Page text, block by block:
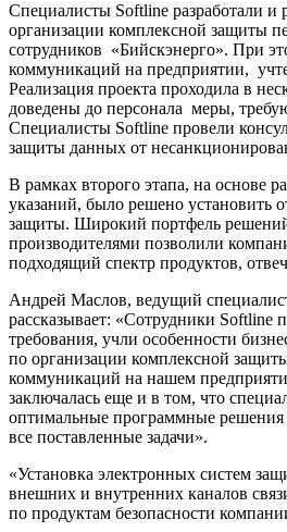
Специалисты Softline разработали
организации комплексной защиты
сотрудников «Бийскэнерго». При
коммуникаций на предприятии,
Реализация проекта проходила в
доведены до персонала меры,
Специалисты Softline провели
защиты данных от
В рамках второго этапа, на основе
указаний, было решено установить
защиты. Широкий портфель
производителями позволили
подходящий спектр продуктов,
Андрей Маслов, ведущий
рассказывает: «Сотрудники
требования, учли особенности
по организации комплексной
коммуникаций на нашем
заключалась еще и в том, что
оптимальные программные
все поставленные задачи».
«Установка электронных систем
внешних и внутренних каналов
по продуктам безопасности